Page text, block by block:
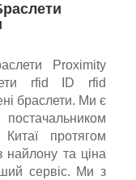
Proximity
rfid ID rfid
браслети. Ми є
протягом
найлону та ціна
сервіс. Ми з